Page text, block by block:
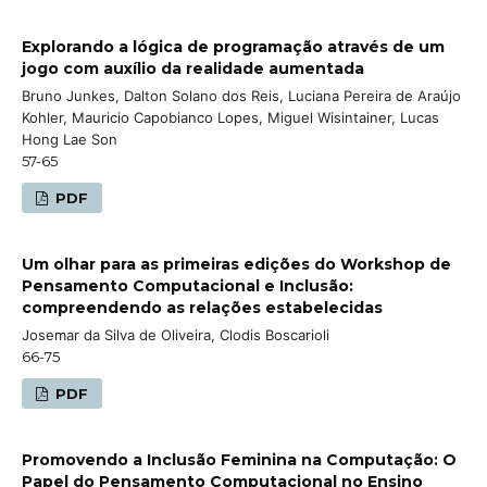
Explorando a lógica de programação através de um
jogo com auxílio da realidade aumentada
Bruno Junkes, Dalton Solano dos Reis, Luciana Pereira de Araújo
Kohler, Mauricio Capobianco Lopes, Miguel Wisintainer, Lucas
Hong Lae Son
57-65
PDF
Um olhar para as primeiras edições do Workshop de
Pensamento Computacional e Inclusão:
compreendendo as relações estabelecidas
Josemar da Silva de Oliveira, Clodis Boscarioli
66-75
PDF
Promovendo a Inclusão Feminina na Computação: O
Papel do Pensamento Computacional no Ensino